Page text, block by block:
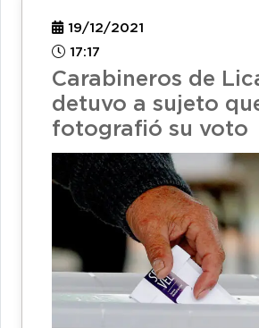
19/12/2021
17:17
Carabineros de
detuvo a sujeto
fotografió su voto